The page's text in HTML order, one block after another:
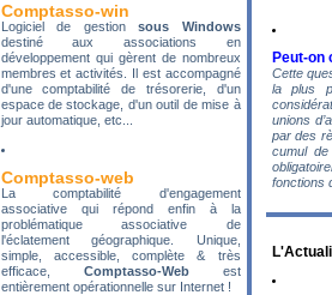
Comptasso-win
Logiciel de gestion sous Windows
destiné aux associations en
développement qui gèrent de nombreux
membres et activités. Il est accompagné
d'une comptabilité de trésorerie, d'un
espace de stockage, d'un outil de mise à
jour automatique, etc...
Comptasso-web
La comptabilité d'engagement
associative qui répond enfin à la
problématique associative de
l'éclatement géographique. Unique,
simple, accessible, complète & très
efficace, Comptasso-Webest
entièrement opérationnelle sur Internet !
Peut-on
Cette
la plus
unions
par des
cumul de
fonctions